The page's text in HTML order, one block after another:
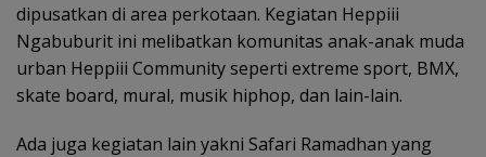
dipusatkan di area perkotaan. Kegiatan Heppiii
Ngabuburit ini melibatkan komunitas anak-anak muda
urban Heppiii Community seperti extreme sport, BMX,
skate board, mural, musik hiphop, dan lain-lain.
Ada juga kegiatan lain yakni Safari Ramadhan yang